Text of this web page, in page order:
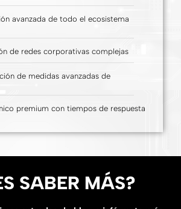
avanzada de todo el ecosistema
de redes corporativas complejas
de medidas avanzadas de
premium con tiempos de respuesta
SABER MÁS?